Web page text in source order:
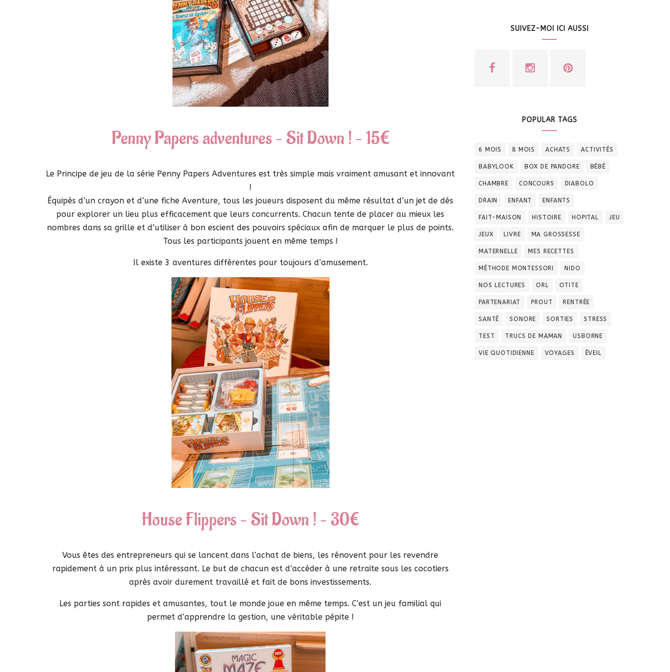
Penny Papers adventures – Sit Down ! – 15€
Le Principe de jeu de la série Penny Papers Adventures est très simple mais vraiment amusant et innovant
!
Équipés d’un crayon et d’une fiche Aventure, tous les joueurs disposent du même résultat d’un jet de dés
pour explorer un lieu plus efficacement que leurs concurrents. Chacun tente de placer au mieux les
nombres dans sa grille et d’utiliser à bon escient des pouvoirs spéciaux afin de marquer le plus de points.
Tous les participants jouent en même temps !
Il existe 3 aventures différentes pour toujours d’amusement.
House Flippers – Sit Down ! – 30€
Vous êtes des entrepreneurs qui se lancent dans l’achat de biens, les rénovent pour les revendre
rapidement à un prix plus intéressant. Le but de chacun est d’accéder à une retraite sous les cocotiers
après avoir durement travaillé et fait de bons investissements.
Les parties sont rapides et amusantes, tout le monde joue en même temps. C’est un jeu familial qui
permet d’apprendre la gestion, une véritable pépite !
SUIVEZ-MOI ICI AUSSI
POPULAR TAGS
6 MOIS 8 MOIS ACHATS ACTIVITÉS
BABYLOOK BOX DE PANDORE BÉBÉ
CHAMBRE CONCOURS DIABOLO
DRAIN ENFANT ENFANTS
FAIT-MAISON HISTOIRE HOPITAL JEU
JEUX LIVRE MA GROSSESSE
MATERNELLE MES RECETTES
MÉTHODE MONTESSORI NIDO
NOS LECTURES ORL OTITE
PARTENARIAT PROUT RENTRÉE
SANTÉ SONORE SORTIES STRESS
TEST TRUCS DE MAMAN USBORNE
VIE QUOTIDIENNE VOYAGES ÉVEIL